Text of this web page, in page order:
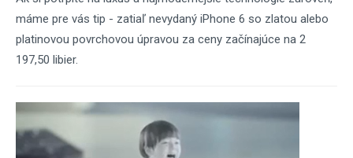
máme pre vás tip - zatiaľ nevydaný iPhone 6 so zlatou alebo
platinovou povrchovou úpravou za ceny začínajúce na 2
197,50 libier.